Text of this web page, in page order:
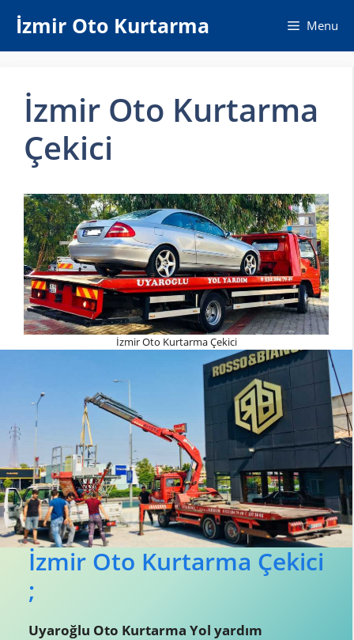
atlaİzmir Oto Kurtarma Menu
İzmir Oto Kurtarma
Çekici
İzmir Oto Kurtarma Çekici
İzmir Oto Kurtarma Çekici
;
Uyaroğlu Oto Kurtarma Yol yardım